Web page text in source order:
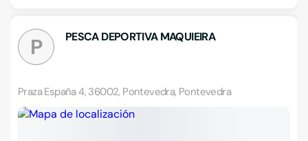
P PESCA DEPORTIVA MAQUIEIRA
Praza España 4, 36002, Pontevedra, Pontevedra